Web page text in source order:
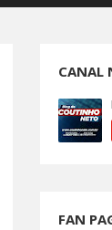
CANAL
FAN